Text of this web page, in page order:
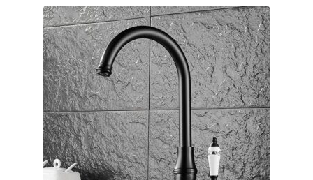
Opcje
można
wybrać
na
stronie
produktu